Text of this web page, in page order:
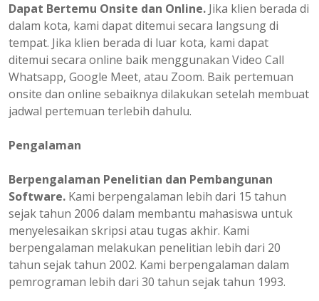
Dapat Bertemu Onsite dan Online. Jika klien berada di
dalam kota, kami dapat ditemui secara langsung di
tempat. Jika klien berada di luar kota, kami dapat
ditemui secara online baik menggunakan Video Call
Whatsapp, Google Meet, atau Zoom. Baik pertemuan
onsite dan online sebaiknya dilakukan setelah membuat
jadwal pertemuan terlebih dahulu.
Pengalaman
Berpengalaman Penelitian dan Pembangunan
Software. Kami berpengalaman lebih dari 15 tahun
sejak tahun 2006 dalam membantu mahasiswa untuk
menyelesaikan skripsi atau tugas akhir. Kami
berpengalaman melakukan penelitian lebih dari 20
tahun sejak tahun 2002. Kami berpengalaman dalam
pemrograman lebih dari 30 tahun sejak tahun 1993.